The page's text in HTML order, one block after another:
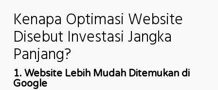
Kenapa Optimasi Website
Disebut Investasi Jangka
Panjang?
1. Website Lebih Mudah Ditemukan di
Google